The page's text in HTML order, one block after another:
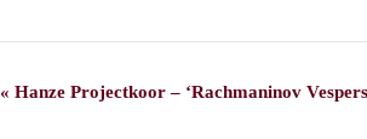
E
« Hanze Projectkoor – ‘Rachmaninov